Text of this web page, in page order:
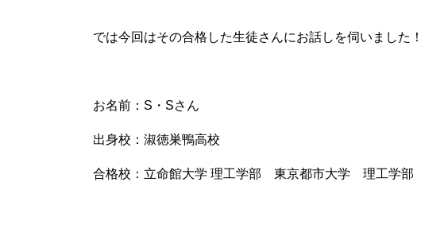
では今回はその合格した生徒さんにお話しを伺いました！
お名前：S・Sさん
出身校：淑徳巣鴨高校
合格校：立命館大学 理工学部 東京都市大学 理工学部